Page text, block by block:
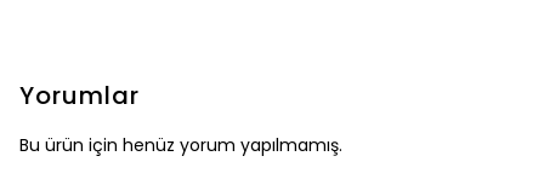
Yorumlar
Bu ürün için henüz yorum yapılmamış.